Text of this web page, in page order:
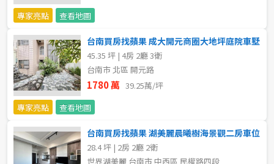
不拘
5-10 年 10-20 年
20-30 年
40 年以上
售價
專家亮點
查看地圖
台南買房找蘋果 成大開元商圈大地坪庭院車墅
45.35 坪 | 4房 2廳 3衛
台南市 北區 開元路
1780 萬 39.25萬/坪
專家亮點
查看地圖
台南買房找蘋果 湖美麗晨曦樹海景觀二房車位
28.4 坪 | 2房 2廳 2衛
世界湖美麗 台南市 中西區 民權路四段